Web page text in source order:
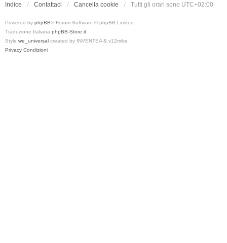
Indice Contattaci Cancella cookie Tutti gli orari sono UTC+02:00
Powered by phpBB® Forum Software © phpBB Limited
Traduzione Italiana phpBB-Store.it
Style we_universal created by INVENTEA & v12mike
Privacy Condizioni